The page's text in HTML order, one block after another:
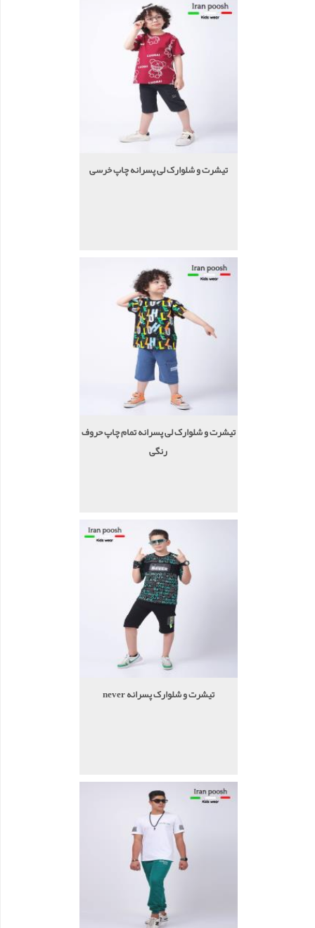
تیشرت و شلوارک لی پسرانه چاپ خرسی
تیشرت و شلوارک لی پسرانه تمام چاپ حروف
رنگی
تیشرت و شلوارک پسرانه never